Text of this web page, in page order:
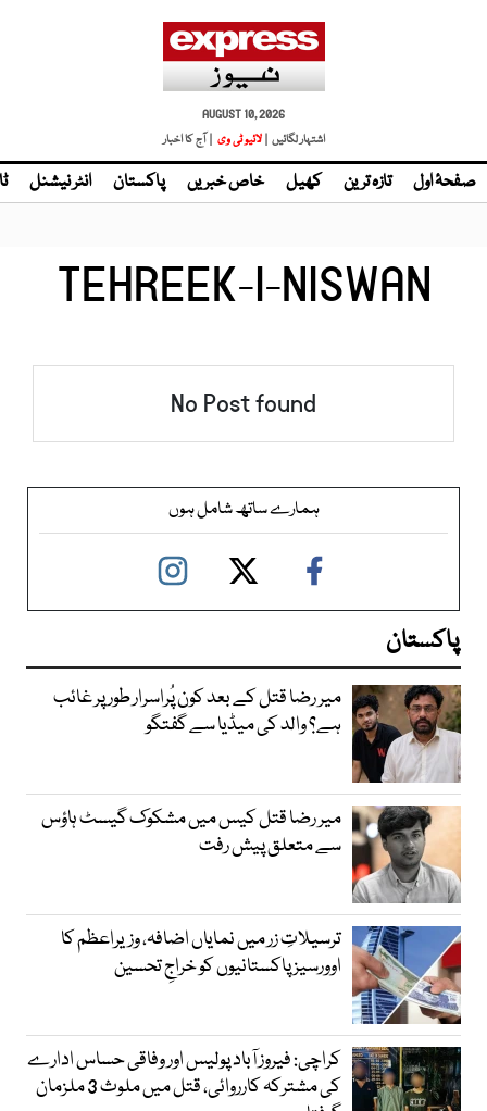
AUGUST 10, 2026
اشتہار لگائیں | لائیو ٹی وی | آج کا اخبار
صفحۂ اول تازہ ترین کھیل خاص خبریں پاکستان انٹر نیشنل
TEHREEK-I-NISWAN
No Post found
ہمارے ساتھ شامل ہوں
پاکستان
میر رضا قتل کے بعد کون پُراسرار طور پر غائب
ہے؟ والد کی میڈیا سے گفتگو
میر رضا قتل کیس میں مشکوک گیسٹ ہاؤس
سے متعلق پیش رفت
ترسیلاتِ زر میں نمایاں اضافہ، وزیراعظم کا
اوورسیز پاکستانیوں کو خراجِ تحسین
کراچی: فیروز آباد پولیس اور وفاقی حساس ادارے
کی مشترکہ کارروائی، قتل میں ملوث 3 ملزمان